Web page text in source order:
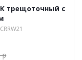
трещоточный с
р